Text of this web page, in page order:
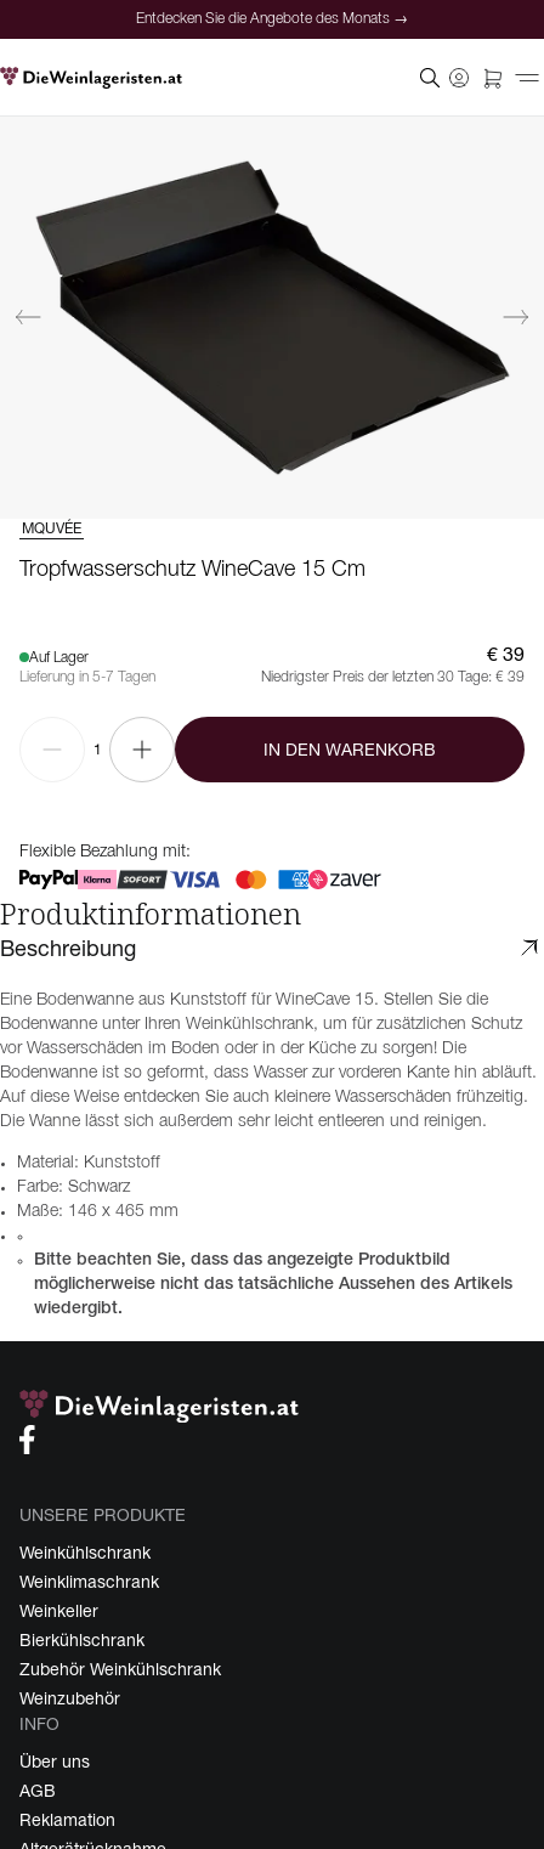
Entdecken Sie die Angebote des Monats →
MQUVÉE
Tropfwasserschutz WineCave 15 Cm
Auf Lager
Lieferung in 5-7 Tagen
€ 39
Niedrigster Preis der letzten 30 Tage: € 39
1 IN DEN WARENKORB
Flexible Bezahlung mit:
Produktinformationen
Beschreibung
Eine Bodenwanne aus Kunststoff für WineCave 15. Stellen Sie die
Bodenwanne unter Ihren Weinkühlschrank, um für zusätzlichen Schutz
vor Wasserschäden im Boden oder in der Küche zu sorgen! Die
Bodenwanne ist so geformt, dass Wasser zur vorderen Kante hin abläuft.
Auf diese Weise entdecken Sie auch kleinere Wasserschäden frühzeitig.
Die Wanne lässt sich außerdem sehr leicht entleeren und reinigen.
Material: Kunststoff
Farbe: Schwarz
Maße: 146 x 465 mm
Bitte beachten Sie, dass das angezeigte Produktbild
möglicherweise nicht das tatsächliche Aussehen des Artikels
wiedergibt.
UNSERE PRODUKTE
Weinkühlschrank
Weinklimaschrank
Weinkeller
Bierkühlschrank
Zubehör Weinkühlschrank
Weinzubehör
INFO
Über uns
AGB
Reklamation